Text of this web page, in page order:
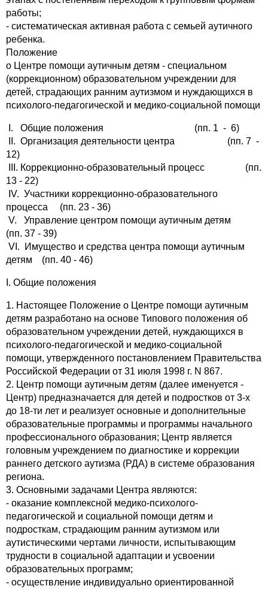
работы;
- систематическая активная работа с семьей аутичного
ребенка.
Положение
о Центре помощи аутичным детям - специальном
(коррекционном) образовательном учреждении для
детей, страдающих ранним аутизмом и нуждающихся в
психолого-педагогической и медико-социальной помощи
I. Общие положения (пп. 1 - 6)
II. Организация деятельности центра (пп. 7 -
12)
III. Коррекционно-образовательный процесс (пп.
13 - 22)
IV. Участники коррекционно-образовательного
процесса (пп. 23 - 36)
V. Управление центром помощи аутичным детям
(пп. 37 - 39)
VI. Имущество и средства центра помощи аутичным
детям (пп. 40 - 46)
I. Общие положения
1. Настоящее Положение о Центре помощи аутичным
детям разработано на основе Типового положения об
образовательном учреждении детей, нуждающихся в
психолого-педагогической и медико-социальной
помощи, утвержденного постановлением Правительства
Российской Федерации от 31 июля 1998 г. N 867.
2. Центр помощи аутичным детям (далее именуется -
Центр) предназначается для детей и подростков от 3-х
до 18-ти лет и реализует основные и дополнительные
образовательные программы и программы начального
профессионального образования; Центр является
головным учреждением по диагностике и коррекции
раннего детского аутизма (РДА) в системе образования
региона.
3. Основными задачами Центра являются:
- оказание комплексной медико-психолого-
педагогической и социальной помощи детям и
подросткам, страдающим ранним аутизмом или
аутистическими чертами личности, испытывающим
трудности в социальной адаптации и усвоении
образовательных программ;
- осуществление индивидуально ориентированной